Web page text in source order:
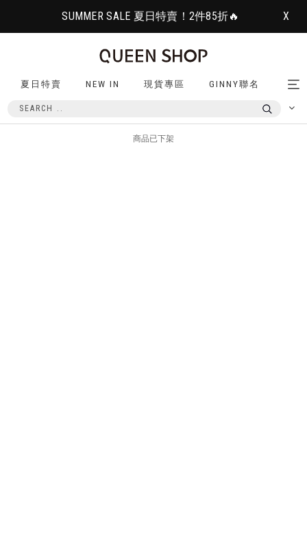
SUMMER SALE 夏日特賣！2件85折🔥 X
夏日特賣 NEW IN 現貨專區 GINNY聯名
商品已下架